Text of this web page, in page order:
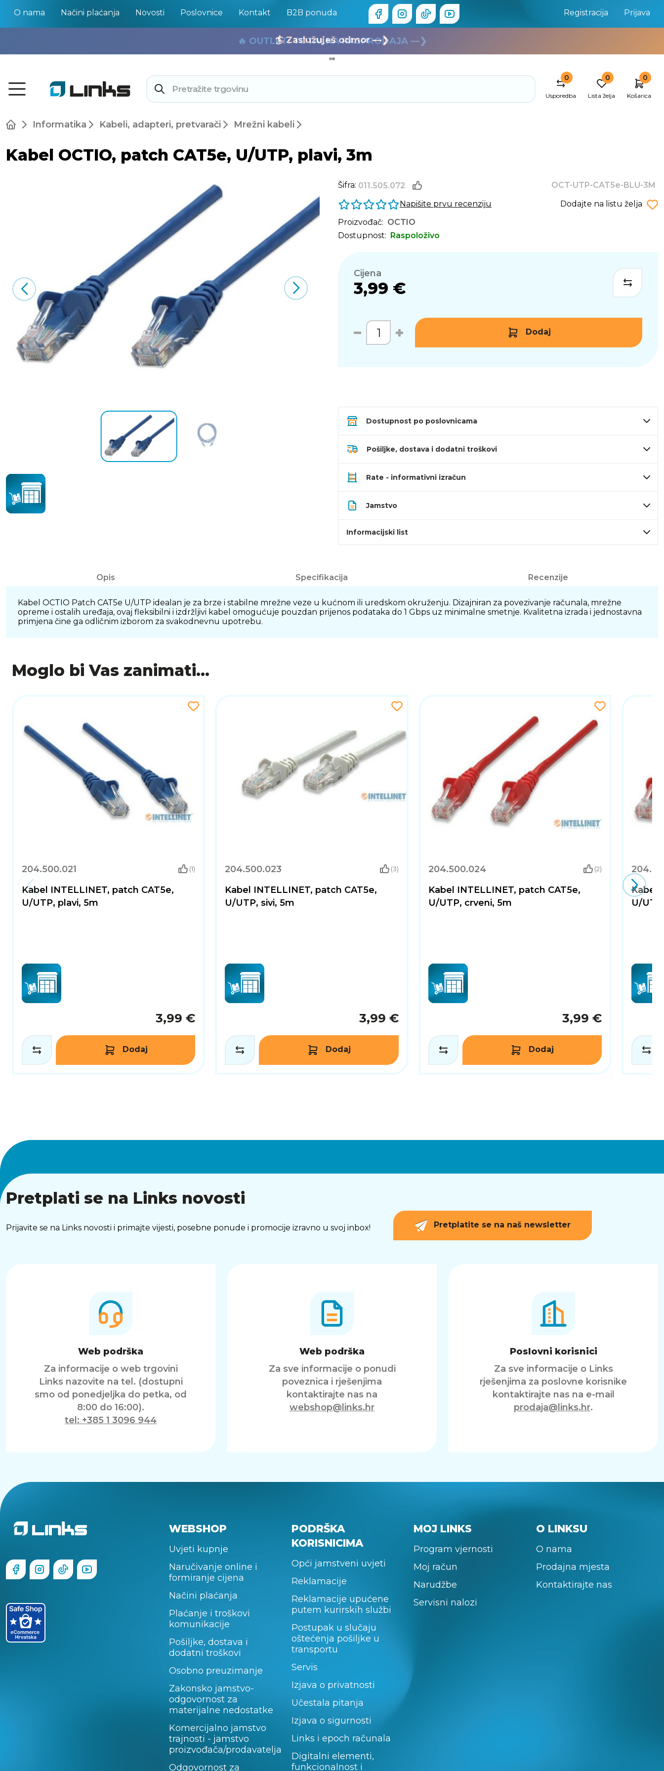
O nama Načini plaćanja Novosti Poslovnice Kontakt B2B ponuda Registracija Prijava
🏄 Zaslužuješ odmor —❯
🔥 OUTLET: TOTALNA RASPRODAJA —❯
0
Usporedba
0
Lista želja
0
Košarica
Informatika Kabeli, adapteri, pretvarači Mrežni kabeli
Kabel OCTIO, patch CAT5e, U/UTP, plavi, 3m
Šifra: 011.505.072
OCT-UTP-CAT5e-BLU-3M
Napišite prvu recenziju
Dodajte na listu želja
Proizvođač: OCTIO
Dostupnost: Raspoloživo
Cijena
3,99 €
Dodaj
Dostupnost po poslovnicama
Pošiljke, dostava i dodatni troškovi
Rate - informativni izračun
Jamstvo
Informacijski list
Opis Specifikacija Recenzije
Kabel OCTIO Patch CAT5e U/UTP idealan je za brze i stabilne mrežne veze u kućnom ili uredskom okruženju. Dizajniran za povezivanje računala, mrežne
opreme i ostalih uređaja, ovaj fleksibilni i izdržljivi kabel omogućuje pouzdan prijenos podataka do 1 Gbps uz minimalne smetnje. Kvalitetna izrada i jednostavna
primjena čine ga odličnim izborom za svakodnevnu upotrebu.
Moglo bi Vas zanimati...
204.500.021 (1)
Kabel INTELLINET, patch CAT5e,
U/UTP, plavi, 5m
3,99 €
Dodaj
204.500.023 (3)
Kabel INTELLINET, patch CAT5e,
U/UTP, sivi, 5m
3,99 €
Dodaj
204.500.024 (2)
Kabel INTELLINET, patch CAT5e,
U/UTP, crveni, 5m
3,99 €
Dodaj
Kabel
U/
Pretplati se na Links novosti
Prijavite se na Links novosti i primajte vijesti, posebne ponude i promocije izravno u svoj inbox! Pretplatite se na naš newsletter
Web podrška
Za informacije o web trgovini
Links nazovite na tel. (dostupni
smo od ponedjeljka do petka, od
8:00 do 16:00).
tel: +385 1 3096 944
Web podrška
Za sve informacije o ponudi
poveznica i rješenjima
kontaktirajte nas na
webshop@links.hr
Poslovni korisnici
Za sve informacije o Links
rješenjima za poslovne korisnike
kontaktirajte nas na e-mail
prodaja@links.hr.
WEBSHOP
Uvjeti kupnje
Naručivanje online i
formiranje cijena
Načini plaćanja
Plaćanje i troškovi
komunikacije
Pošiljke, dostava i
dodatni troškovi
Osobno preuzimanje
Zakonsko jamstvo-
odgovornost za
materijalne nedostatke
Komercijalno jamstvo
trajnosti - jamstvo
proizvođača/prodavatelja
Odgovornost za
PODRŠKA
KORISNICIMA
Opći jamstveni uvjeti
Reklamacije
Reklamacije upućene
putem kurirskih službi
Postupak u slučaju
oštećenja pošiljke u
transportu
Servis
Izjava o privatnosti
Učestala pitanja
Izjava o sigurnosti
Links i epoch računala
Digitalni elementi,
funkcionalnost i
MOJ LINKS
Program vjernosti
Moj račun
Narudžbe
Servisni nalozi
O LINKSU
O nama
Prodajna mjesta
Kontaktirajte nas